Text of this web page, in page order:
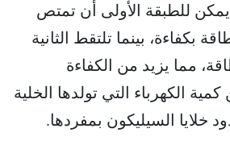
يمكن للطبقة الأولى أن تمتص
بكفاءة، بينما تلتقط الثانية
مما يزيد من الكفاءة
كمية الكهرباء التي تولدها الخلية
خلايا السيليكون بمفردها.